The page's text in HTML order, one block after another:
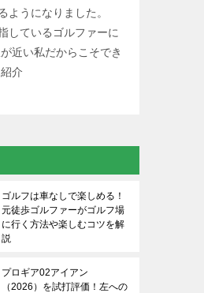
ようになりました。
しているゴルファーに
近い私だからこそでき
介
ゴルフは車なしで楽しめる！
元徒歩ゴルファーがゴルフ場
に行く方法や楽しむコツを解
説
プロギア02アイアン
（2026）を試打評価！左への